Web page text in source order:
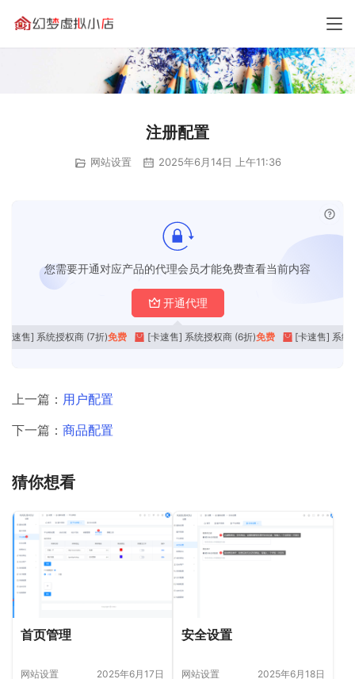
注册配置
网站设置 2025年6月14日 上午11:36
您需要开通对应产品的代理会员才能免费查看当前内容
开通代理
[卡速售] 系统授权商 (7折)免费 [卡速售] 系统授权商 (6折)免费 [卡速售] 系统
上一篇： 用户配置
下一篇： 商品配置
猜你想看
首页管理
网站设置 2025年6月17日
安全设置
网站设置 2025年6月18日